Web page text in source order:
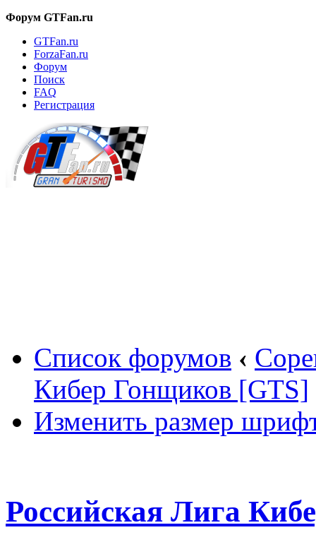
Форум GTFan.ru
GTFan.ru
ForzaFan.ru
Форум
Поиск
FAQ
Регистрация
Список форумов ‹
Кибер Гонщиков [GTS]
Изменить размер
Российская Лига